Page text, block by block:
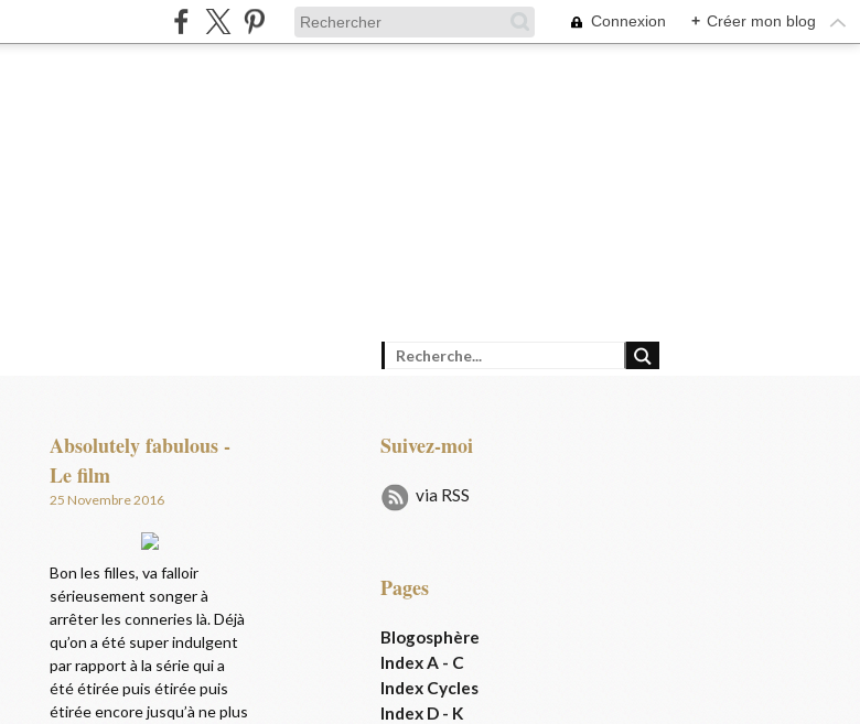
Connexion + Créer mon blog
Absolutely fabulous -
Le film
25 Novembre 2016
Bon les filles, va falloir
sérieusement songer à
arrêter les conneries là. Déjà
qu’on a été super indulgent
par rapport à la série qui a
été étirée puis étirée puis
étirée encore jusqu’à ne plus
Suivez-moi
via RSS
Pages
Blogosphère
Index A - C
Index Cycles
Index D - K